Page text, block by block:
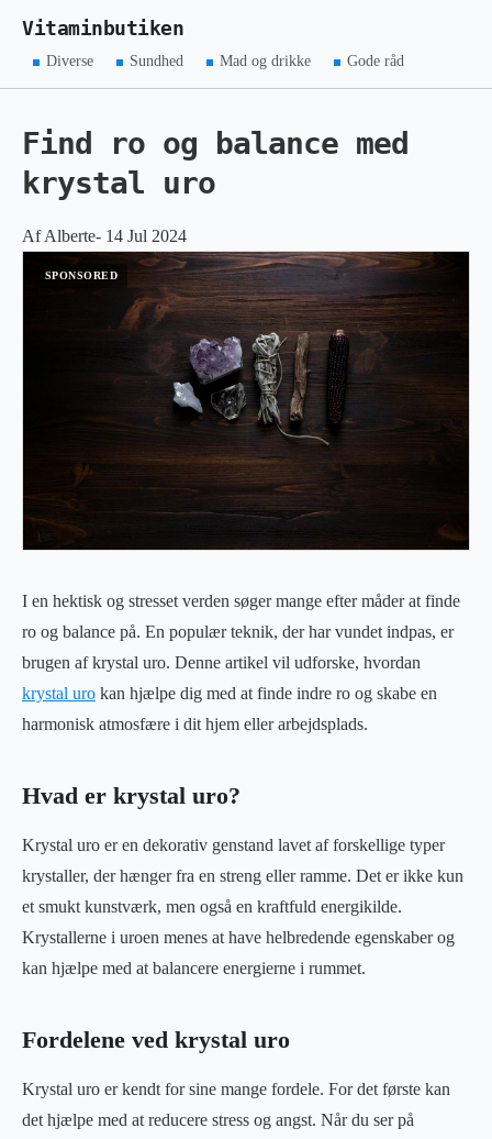
Vitaminbutiken
Diverse Sundhed Mad og drikke Gode råd
Find ro og balance med
krystal uro
Af Alberte- 14 Jul 2024
I en hektisk og stresset verden søger mange efter måder at finde
ro og balance på. En populær teknik, der har vundet indpas, er
brugen af krystal uro. Denne artikel vil udforske, hvordan
krystal uro kan hjælpe dig med at finde indre ro og skabe en
harmonisk atmosfære i dit hjem eller arbejdsplads.
Hvad er krystal uro?
Krystal uro er en dekorativ genstand lavet af forskellige typer
krystaller, der hænger fra en streng eller ramme. Det er ikke kun
et smukt kunstværk, men også en kraftfuld energikilde.
Krystallerne i uroen menes at have helbredende egenskaber og
kan hjælpe med at balancere energierne i rummet.
Fordelene ved krystal uro
Krystal uro er kendt for sine mange fordele. For det første kan
det hjælpe med at reducere stress og angst. Når du ser på